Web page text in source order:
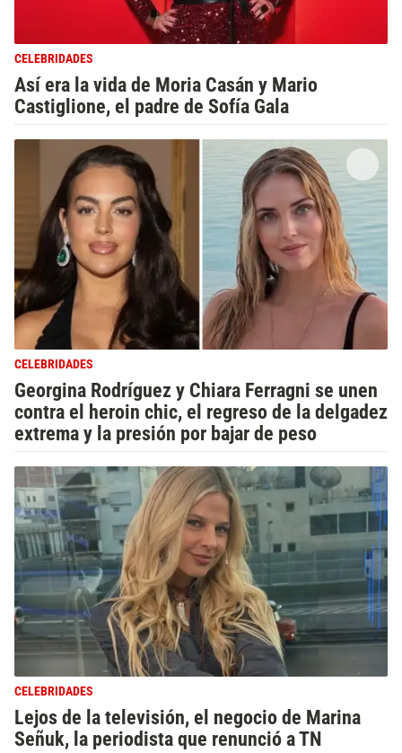
CELEBRIDADES
Así era la vida de Moria Casán y Mario
Castiglione, el padre de Sofía Gala
CELEBRIDADES
Georgina Rodríguez y Chiara Ferragni se unen
contra el heroin chic, el regreso de la delgadez
extrema y la presión por bajar de peso
CELEBRIDADES
Lejos de la televisión, el negocio de Marina
Señuk, la periodista que renunció a TN